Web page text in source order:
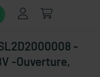
-
-Ouverture,